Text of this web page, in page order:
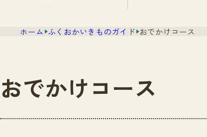
ホーム ふくおかいきものガイド おでかけコース
おでかけコース